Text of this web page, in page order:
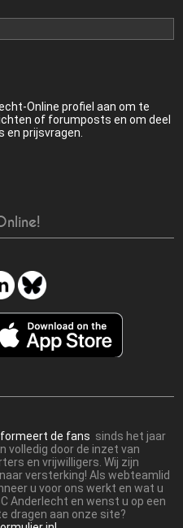
Online profiel aan om te
of forumposts en om deel
en prijsvragen.
de fans sinds het jaar
volledig door de inzet van
en vrijwilligers. Wij zijn
versterking! Als webteamlid
u voor ons werkt en wat u
Anderlecht en wenst u op een
dragen aan onze site?